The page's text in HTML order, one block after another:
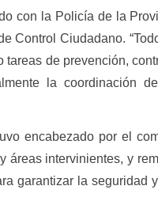
con la Policía de la
Control Ciudadano.
de prevención,
la coordinación
encabezado por el
áreas intervinientes, y
garantizar la seguridad